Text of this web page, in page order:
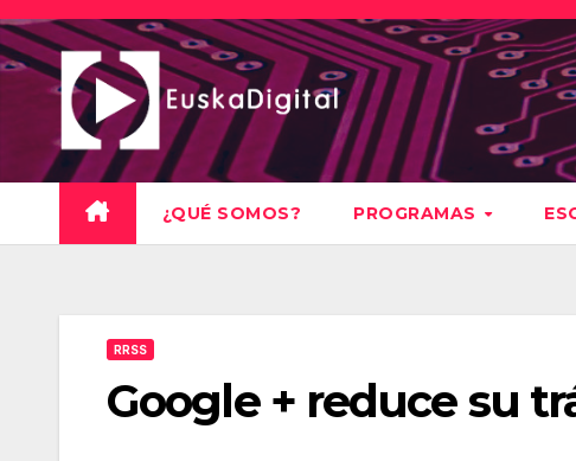
Saltar
al
contenido
¿QUÉ SOMOS? PROGRAMAS
RRSS
Google + reduce su